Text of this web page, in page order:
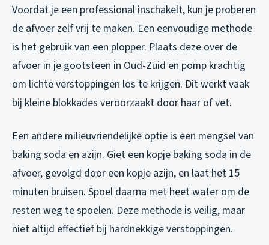
Voordat je een professional inschakelt, kun je proberen
de afvoer zelf vrij te maken. Een eenvoudige methode
is het gebruik van een plopper. Plaats deze over de
afvoer in je gootsteen in Oud-Zuid en pomp krachtig
om lichte verstoppingen los te krijgen. Dit werkt vaak
bij kleine blokkades veroorzaakt door haar of vet.
Een andere milieuvriendelijke optie is een mengsel van
baking soda en azijn. Giet een kopje baking soda in de
afvoer, gevolgd door een kopje azijn, en laat het 15
minuten bruisen. Spoel daarna met heet water om de
resten weg te spoelen. Deze methode is veilig, maar
niet altijd effectief bij hardnekkige verstoppingen.